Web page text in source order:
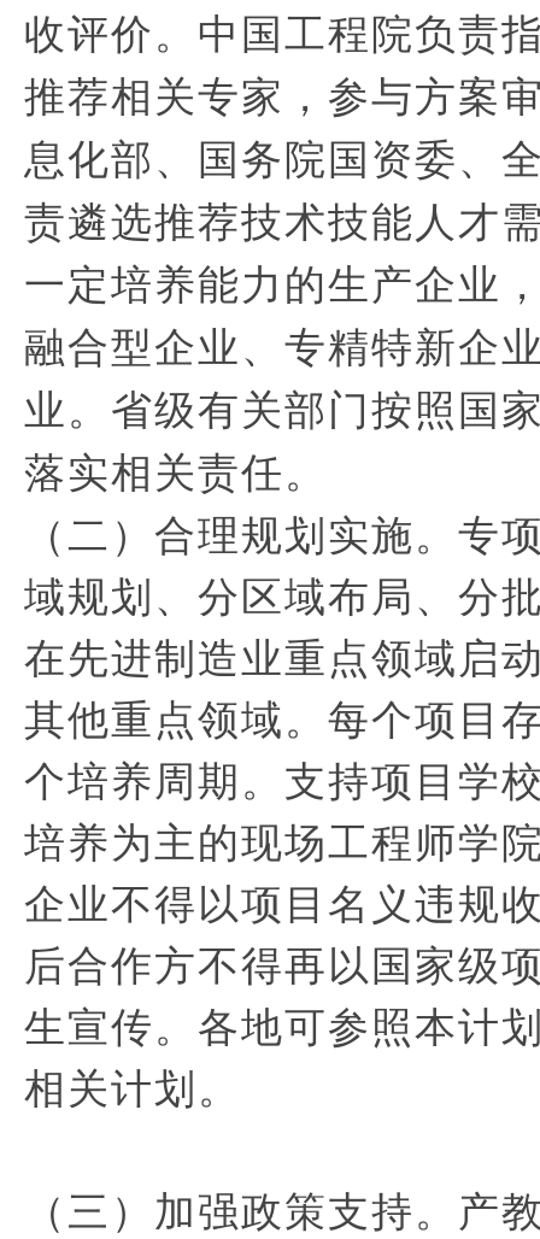
收评价。中国工程院负责
推荐相关专家，参与方案
息化部、国务院国资委、
责遴选推荐技术技能人才
一定培养能力的生产企业
融合型企业、专精特新企
业。省级有关部门按照国
落实相关责任。
（二）合理规划实施。专
域规划、分区域布局、分
在先进制造业重点领域启
其他重点领域。每个项目
个培养周期。支持项目学
培养为主的现场工程师学
企业不得以项目名义违规
后合作方不得再以国家级
生宣传。各地可参照本计
相关计划。
（三）加强政策支持。产